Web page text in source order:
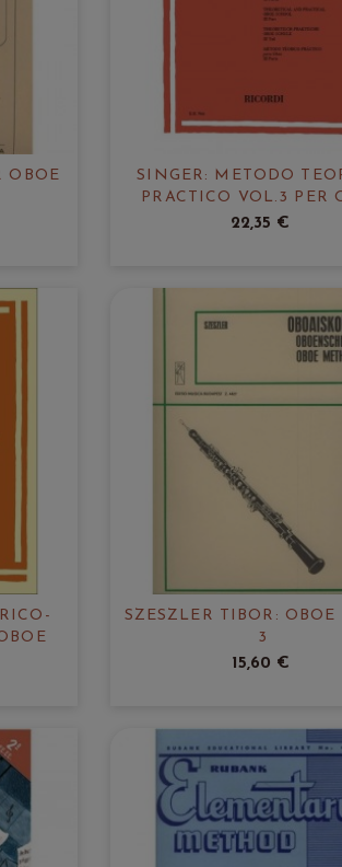
OBOE
SINGER: METODO
PRACTICO VOL.3 PER
22,35 €
SZESZLER TIBOR: OBOE
3
15,60 €